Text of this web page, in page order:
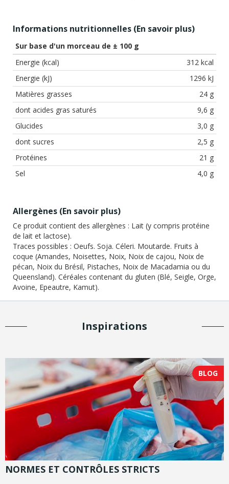
Informations nutritionnelles (En savoir plus)
Sur base d'un morceau de ± 100 g
Energie (kcal)
312 kcal
Energie (kJ)
1296 kJ
Matières grasses
24 g
dont acides gras saturés
9,6 g
Glucides
3,0 g
dont sucres
2,5 g
Protéines
21 g
Sel
4,0 g
Allergènes (En savoir plus)
Ce produit contient des allergènes : Lait (y compris protéine
de lait et lactose).
Traces possibles : Oeufs. Soja. Céleri. Moutarde. Fruits à
coque (Amandes, Noisettes, Noix, Noix de cajou, Noix de
pécan, Noix du Brésil, Pistaches, Noix de Macadamia ou du
Queensland). Céréales contenant du gluten (Blé, Seigle, Orge,
Avoine, Epeautre, Kamut).
Inspirations
BLOG
NORMES ET CONTRÔLES STRICTS